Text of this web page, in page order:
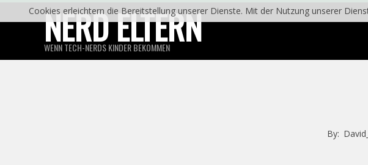
to
NERD ELTERN
WENN TECH-NERDS KINDER BEKOMMEN
Primary
By:
Cookies erleichtern die Bereitstellung unserer Dienste. Mit der Nutzung unserer